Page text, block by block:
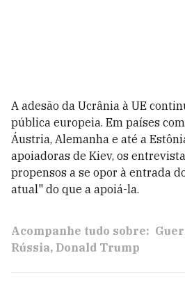
A adesão da Ucrânia à UE
pública europeia. Em países
Áustria, Alemanha e até a
apoiadoras de Kiev, os
propensos a se opor à entrada
atual" do que a apoiá-la.
Acompanhe tudo sobre:
Rússia Donald Trump